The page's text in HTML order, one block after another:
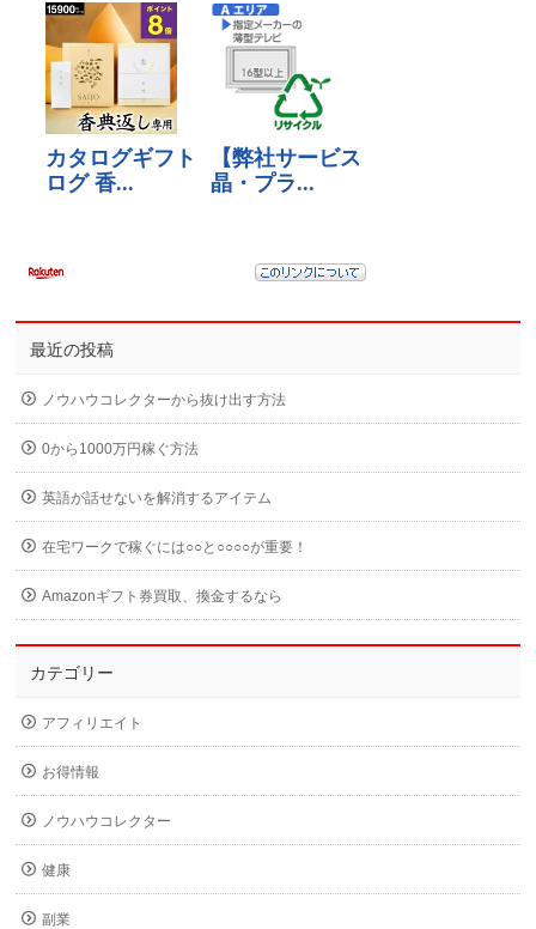
最近の投稿
ノウハウコレクターから抜け出す方法
0から1000万円稼ぐ方法
英語が話せないを解消するアイテム
在宅ワークで稼ぐには○○と○○○○が重要！
Amazonギフト券買取、換金するなら
カテゴリー
アフィリエイト
お得情報
ノウハウコレクター
健康
副業